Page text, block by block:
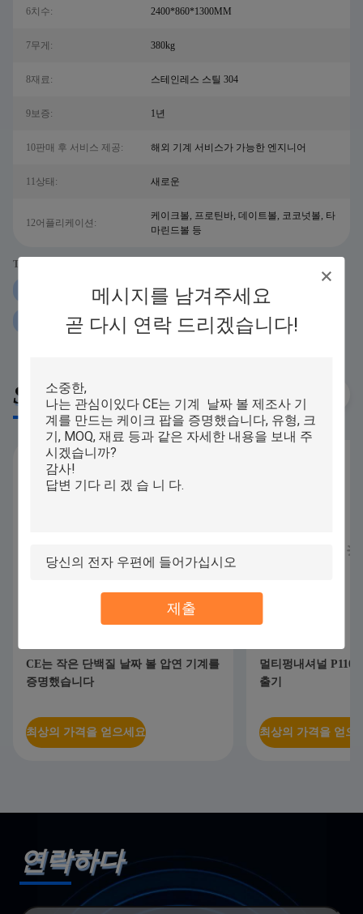
메시지를 남겨주세요
곧 다시 연락 드리겠습니다!
제출
6치수: 2400*860*1300MM
7무게: 380kg
8재료: 스테인레스 스틸 304
9보증: 1년
10판매 후 서비스 제공: 해외 기계 서비스가 가능한 엔지니어
11상태: 새로운
12어플리케이션:
케이크볼, 프로틴바, 데이트볼, 코코넛볼, 타
마린드볼 등
Tags:
250g 단백질 볼 롤링 머신 iPAPA 단백질 볼 롤링 머신
P160 단백질 볼 롤링 머신
Similar Products
날짜 볼 압연 기계를
세요
멀티펑내셔널 P110 자동이 과일 볼 압
최상의 가격을 얻으세요
연락하다